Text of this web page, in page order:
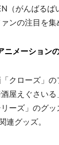
（がんばる
ンの注目を集
ニメーション
クローズ」の
屋えぐさい
ーズ」のグ
連グッズ。